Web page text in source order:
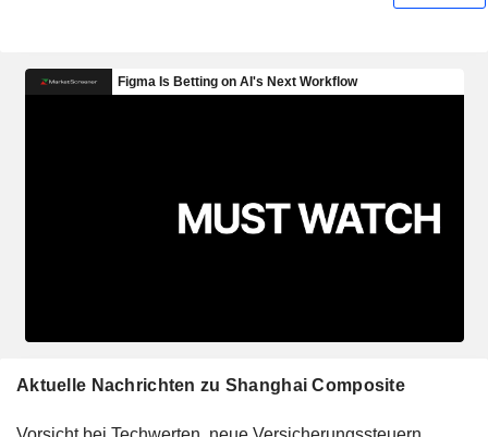
Aktuelle Nachrichten zu Shanghai Composite